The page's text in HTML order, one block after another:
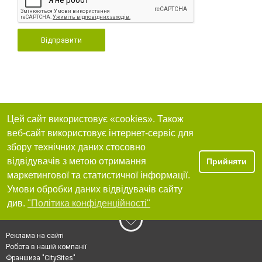
Відправити
Цей сайт використовує «cookies». Також
веб-сайт використовує інтернет-сервіс для
збору технічних даних стосовно
відвідувачів з метою отримання
маркетингової та статистичної інформації.
Умови обробки даних відвідувачів сайту
див. "Політика конфіденційності"
Прийняти
Реклама на сайті
Робота в нашій компанії
Франшиза "CitySites"